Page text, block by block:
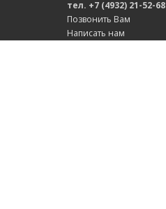
тел. +7 (4932) 21-52-68
Позвонить Вам
Написать нам